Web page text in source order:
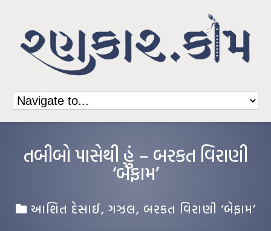
તબીબો પાસેથી હું – બરકત વિરાણી
‘બેફામ’
આશિત દેસાઈ, ગઝલ, બરકત વિરાણી ‘બેફામ’